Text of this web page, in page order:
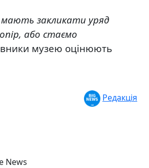
мають закликати уряд
або стаємо
музею оцінюють
Редакція
News